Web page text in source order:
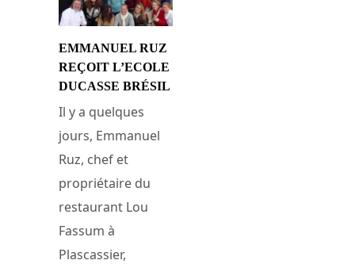
EMMANUEL RUZ
REÇOIT L’ECOLE
DUCASSE BRÉSIL
Il y a quelques
jours, Emmanuel
Ruz, chef et
propriétaire du
restaurant Lou
Fassum à
Plascassier,